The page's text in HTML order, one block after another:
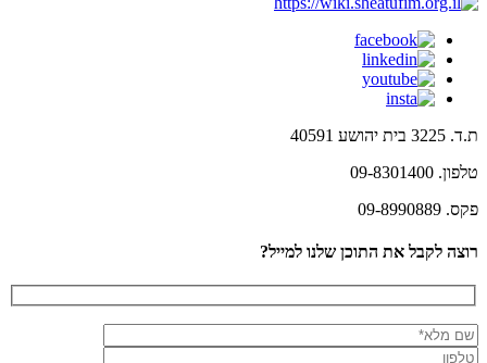
ת.ד. 3225 בית יהושע 40591
טלפון. 09-8301400
פקס. 09-8990889
רוצה לקבל את התוכן שלנו למייל?